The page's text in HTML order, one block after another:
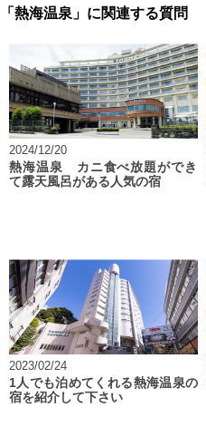
「熱海温泉」に関連する質問
2024/12/20
熱海温泉 カニ食べ放題ができ
て露天風呂がある人気の宿
2023/02/24
1人でも泊めてくれる熱海温泉の
宿を紹介して下さい